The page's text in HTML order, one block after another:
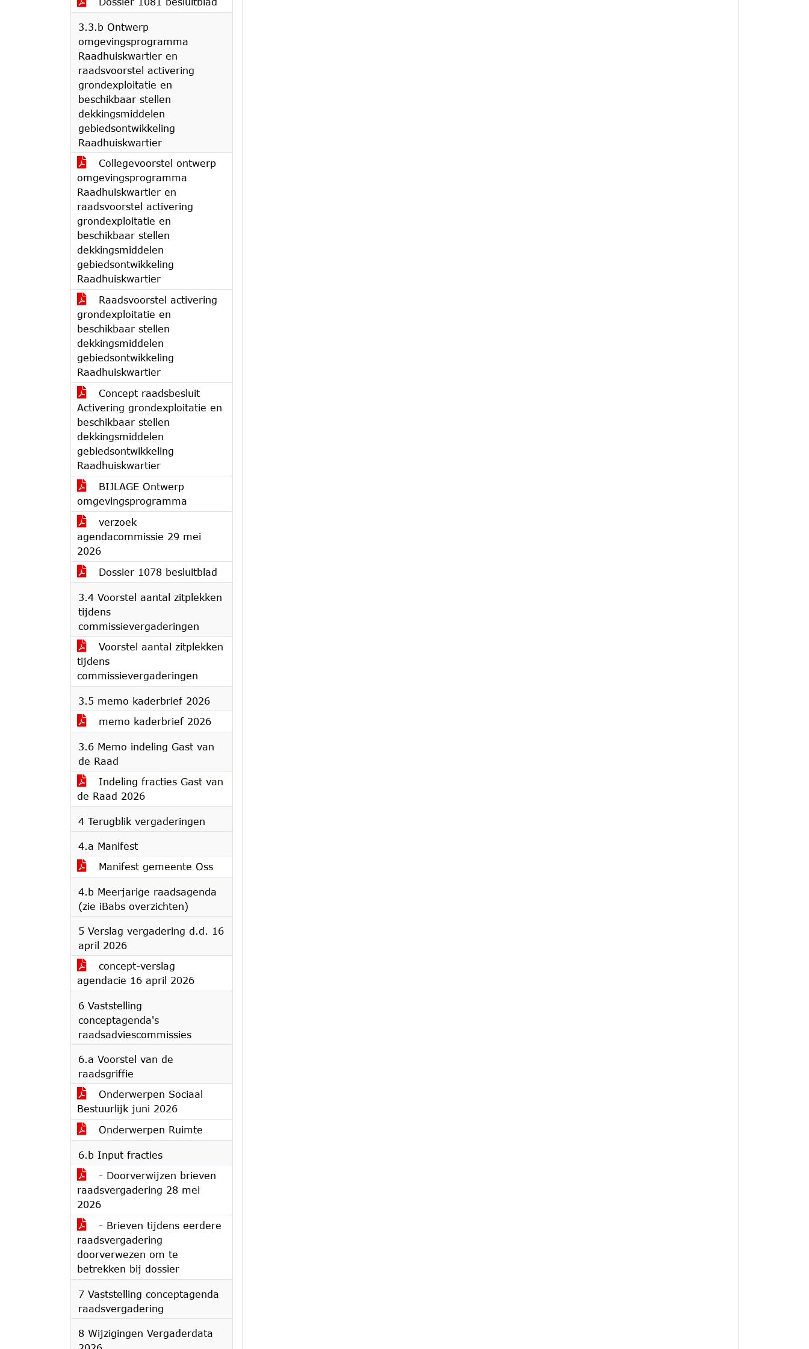
3.3.b Ontwerp
omgevingsprogramma
Raadhuiskwartier en
raadsvoorstel activering
grondexploitatie en
beschikbaar stellen
dekkingsmiddelen
gebiedsontwikkeling
Raadhuiskwartier
Collegevoorstel ontwerp
omgevingsprogramma
Raadhuiskwartier en
raadsvoorstel activering
grondexploitatie en
beschikbaar stellen
dekkingsmiddelen
gebiedsontwikkeling
Raadhuiskwartier
Raadsvoorstel activering
grondexploitatie en
beschikbaar stellen
dekkingsmiddelen
gebiedsontwikkeling
Raadhuiskwartier
Concept raadsbesluit
Activering grondexploitatie en
beschikbaar stellen
dekkingsmiddelen
gebiedsontwikkeling
Raadhuiskwartier
BIJLAGE Ontwerp
omgevingsprogramma
verzoek
agendacommissie 29 mei
2026
Dossier 1078 besluitblad
3.4 Voorstel aantal zitplekken
tijdens
commissievergaderingen
Voorstel aantal zitplekken
tijdens
commissievergaderingen
3.5 memo kaderbrief 2026
memo kaderbrief 2026
3.6 Memo indeling Gast van
de Raad
Indeling fracties Gast van
de Raad 2026
4 Terugblik vergaderingen
4.a Manifest
Manifest gemeente Oss
4.b Meerjarige raadsagenda
(zie iBabs overzichten)
5 Verslag vergadering d.d. 16
april 2026
concept-verslag
agendacie 16 april 2026
6 Vaststelling
conceptagenda's
raadsadviescommissies
6.a Voorstel van de
raadsgriffie
Onderwerpen Sociaal
Bestuurlijk juni 2026
Onderwerpen Ruimte
6.b Input fracties
- Doorverwijzen brieven
raadsvergadering 28 mei
2026
- Brieven tijdens eerdere
raadsvergadering
doorverwezen om te
betrekken bij dossier
7 Vaststelling conceptagenda
raadsvergadering
8 Wijzigingen Vergaderdata